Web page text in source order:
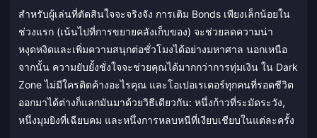
สำหรับผู้เล่นที่ตัดสินใจจะจริงจัง การเติม Bonds เพียงเล็กน้อยใน
ช่วงแรก (เน้นไปที่การขยายคลังเก็บของ) จะช่วยลดความน่า
หงุดหงิดและเพิ่มความสนุกต่อชั่วโมงได้อย่างมหาศาล นอกเหนือ
จากนั้น ความยับยั้งชั่งใจจะช่วยคุณได้มากกว่าการทุ่มเงิน ใน Dark
Zone ไม่มีใครติดค้างอะไรคุณ และโอเปอเรเตอร์ทุกคนที่รอดชีวิต
ออกมาได้ต่างก็แลกมันมาด้วยวิธีเดียวกัน: หนึ่งก้าวที่ระมัดระวัง,
หนึ่งมุมยิงที่เฉียบคม และหนึ่งการหลบหนีที่เงียบเชียบในแต่ละครั้ง